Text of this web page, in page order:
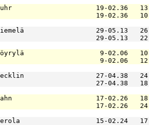
19-02.36
19-02.36
29-05.13
29-05.13
9-02.06
9-02.06
27-04.38
27-04.38
17-02.26
17-02.26
15-02.24